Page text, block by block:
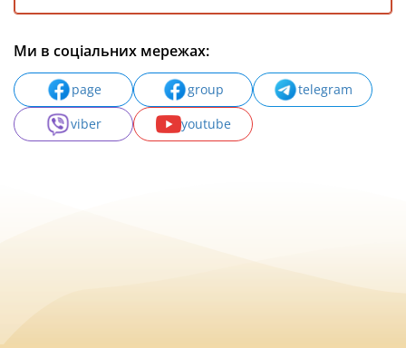
Ми в соціальних мережах:
page group
telegram
viber
youtube